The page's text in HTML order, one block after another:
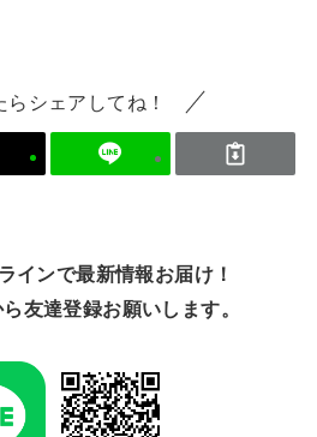
らシェアしてね！
インで最新情報お届け！
友達登録お願いします。